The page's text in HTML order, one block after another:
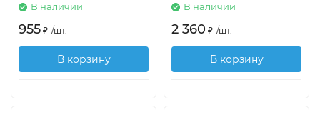
В наличии
955 ₽ /шт.
В корзину
В наличии
2 360 ₽ /шт.
В корзину